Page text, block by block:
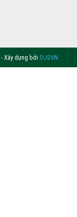
Xây dựng bởi OJSVN